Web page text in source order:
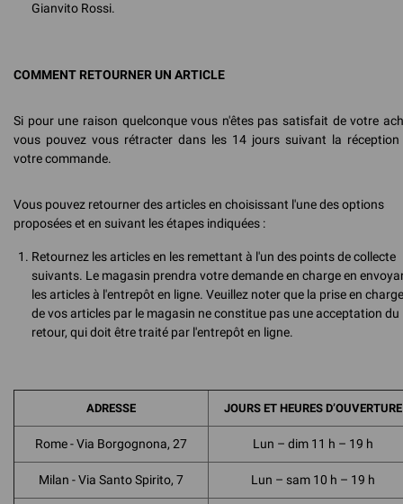
Gianvito Rossi.
COMMENT RETOURNER UN ARTICLE
Si pour une raison quelconque vous n'êtes pas satisfait de votre
vous pouvez vous rétracter dans les 14 jours suivant la réception
votre commande.
Vous pouvez retourner des articles en choisissant l'une des options
proposées et en suivant les étapes indiquées :
Retournez les articles en les remettant à l'un des points de collecte
suivants. Le magasin prendra votre demande en charge en
les articles à l'entrepôt en ligne. Veuillez noter que la prise en charge
de vos articles par le magasin ne constitue pas une acceptation du
retour, qui doit être traité par l'entrepôt en ligne.
ADRESSE JOURS ET HEURES D’OUVERTURE
Rome - Via Borgognona, 27 Lun – dim 11 h – 19 h
Milan - Via Santo Spirito, 7 Lun – sam 10 h – 19 h